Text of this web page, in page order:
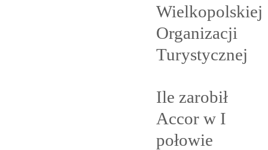
Wielkopolskiej
Organizacji
Turystycznej
Ile zarobił
Accor w I
połowie